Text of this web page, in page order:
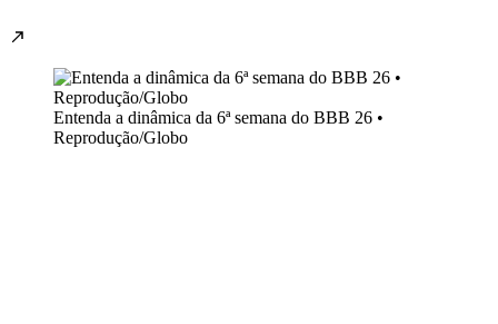
Entenda a dinâmica da 6ª semana do BBB 26 •
Reprodução/Globo